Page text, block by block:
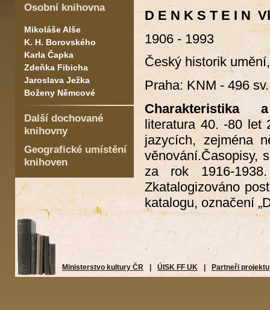
Osobní knihovna
Mikoláše Alše
K. H. Borovského
Karla Čapka
Zdeňka Fibicha
Jaroslava Ježka
Boženy Němcové
Další dochované
knihovny
Geografické umístění
knihoven
D E N K S T E I N
1906 - 1993
Český historik
Praha: KNM - 496 sv.
Charakteristika
literatura 40. -80 let
jazycích, zejména
věnování.Časopisy,
za rok 1916-
Zkatalogizováno
katalogu, označení
Ministerstvo kultury ČR ÚISK FF UK Partneři projektu